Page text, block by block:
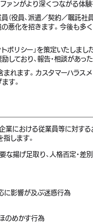
ァンがより深くつながる体験
役員、派遣／契約／嘱託社
悪化を招きます。今後も
ポリシー」を策定いたしま
しており、報告・相談があ
まれます。カスタマーハラ
す。
業における従業員等に対す
します。
な揚げ足取り、人格否定・差
に影響が及ぶ迷惑行為
のめかす行為